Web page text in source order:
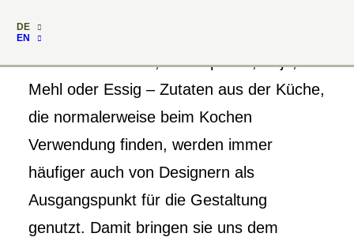
DE
EN
Ob Miesmuscheln, Kaffeepulver, Soja,
Mehl oder Essig – Zutaten aus der Küche,
die normalerweise beim Kochen
Verwendung finden, werden immer
häufiger auch von Designern als
Ausgangspunkt für die Gestaltung
genutzt. Damit bringen sie uns dem